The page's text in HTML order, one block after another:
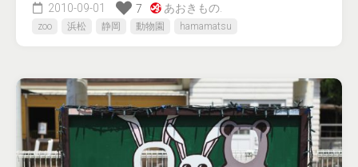
2010-09-01 7 あおきもの.
zoo 浜松 静岡 動物園 hamamatsu